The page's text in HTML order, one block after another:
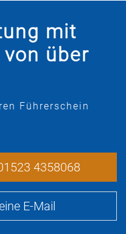
mit
über
Führerschein
4358068
E-Mail